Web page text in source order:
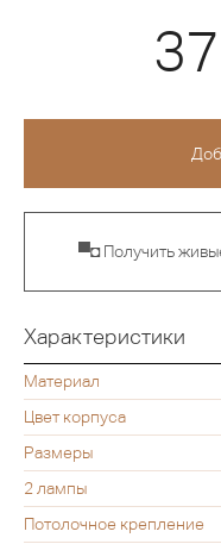
▀◘ Получить
Характеристики
Материал
Цвет корпуса
Размеры
2 лампы
Потолочное крепление